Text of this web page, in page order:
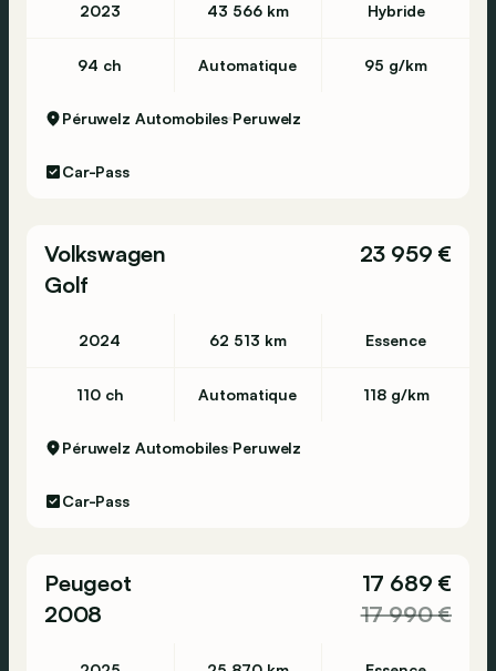
2023 43 566 km Hybride
94 ch Automatique 95 g/km
Péruwelz Automobiles Peruwelz
Car-Pass
Volkswagen
Golf
23 959 €
2024 62 513 km Essence
110 ch Automatique 118 g/km
Péruwelz Automobiles Peruwelz
Car-Pass
Peugeot
2008
17 689 €
17 990 €